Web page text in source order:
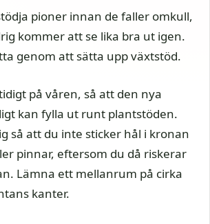
pioner innan de faller omkull,
kommer att se lika bra ut igen.
genom att sätta upp växtstöd.
på våren, så att den nya
kan fylla ut runt plantstöden.
så att du inte sticker hål i kronan
pinnar, eftersom du då riskerar
Lämna ett mellanrum på cirka
kanter.